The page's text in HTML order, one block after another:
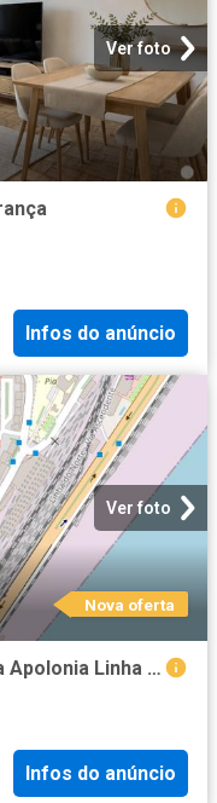
Ver foto
Infos do anúncio
Ver foto
Nova oferta
Apartamento T1+1 Alfama Santa Apolonia Linha Azul
Infos do anúncio